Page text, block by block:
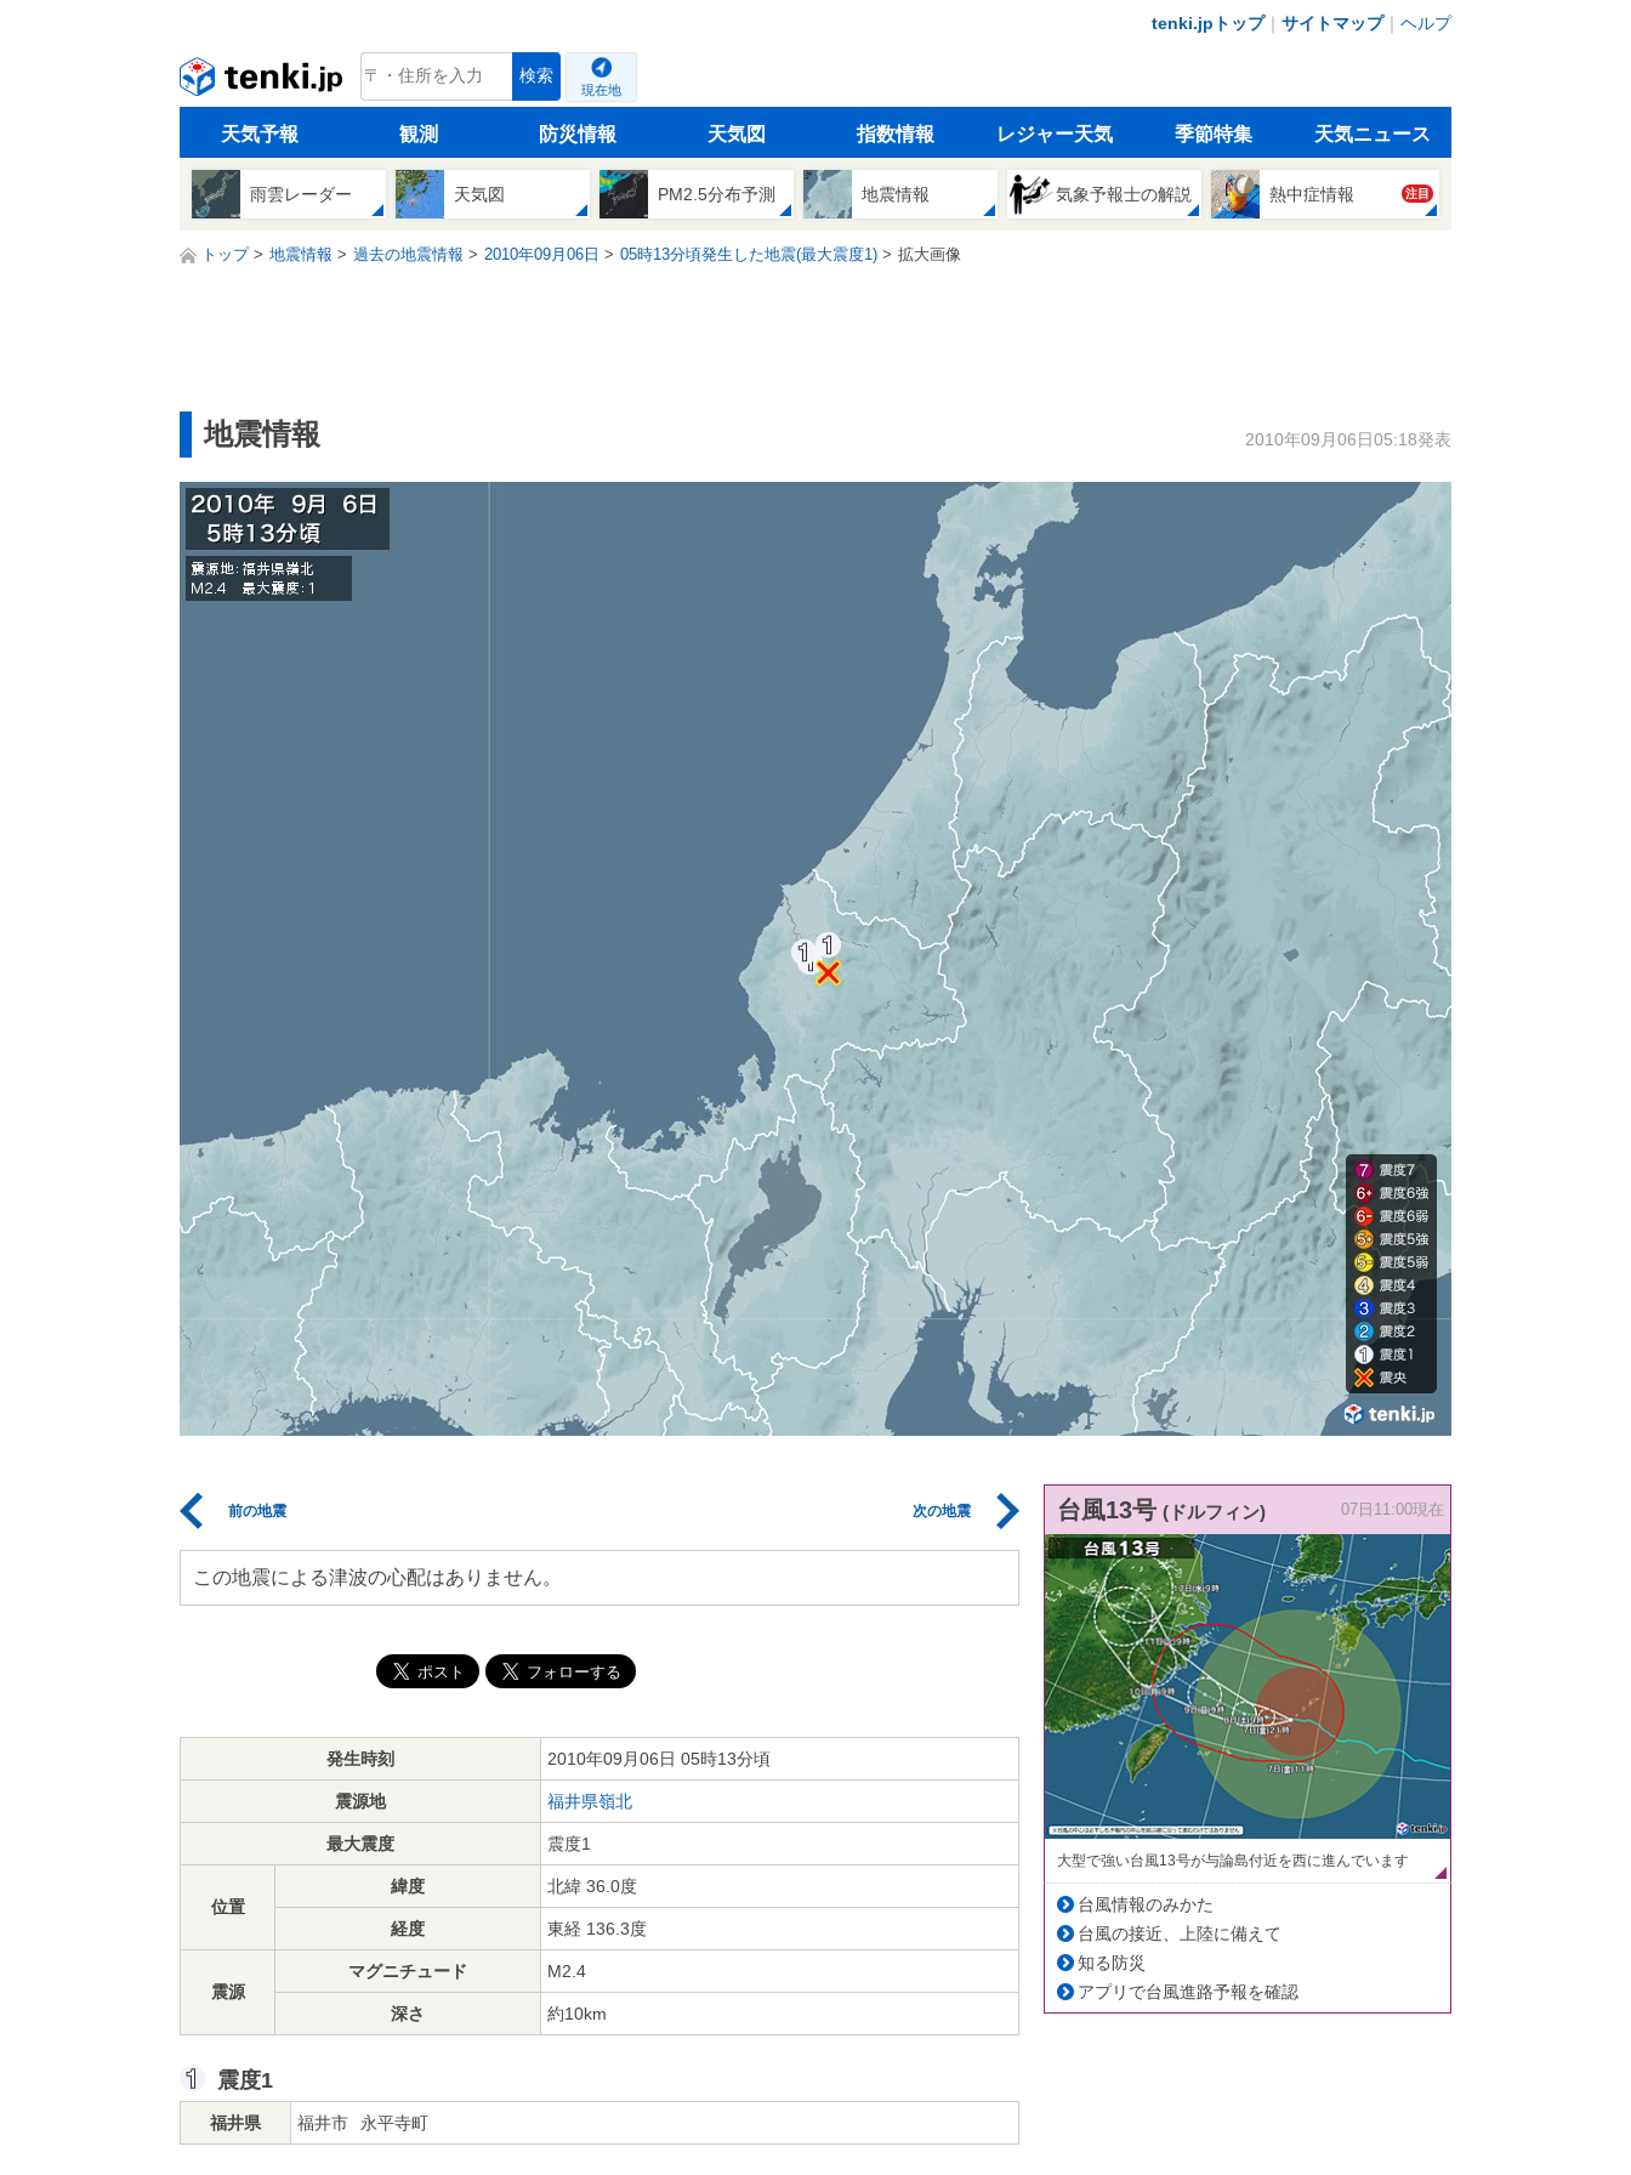
tenki.jpトップ｜ サイトマップ｜ ヘルプ
tenki.jp 検索
現在地
天気予報 観測 防災情報 天気図 指数情報 レジャー天気 季節特集 天気ニュース
雨雲レーダー 天気図 PM2.5分布予測 地震情報 気象予報士の解説 熱中症情報 注目
トップ 地震情報 過去の地震情報 2010年09月06日 05時13分頃発生した地震(最大震度1) 拡大画像
地震情報 2010年09月06日05:18発表
前の地震 次の地震
この地震による津波の心配はありません。
発生時刻 2010年09月06日 05時13分頃
震源地 福井県嶺北
最大震度 震度1
位置
緯度 北緯 36.0度
経度 東経 136.3度
震源
マグニチュード M2.4
深さ 約10km
震度1
福井県 福井市 永平寺町
台風13号 (ドルフィン) 07日11:00現在
大型で強い台風13号が与論島付近を西に進んでいます
台風情報のみかた
台風の接近、上陸に備えて
知る防災
アプリで台風進路予報を確認